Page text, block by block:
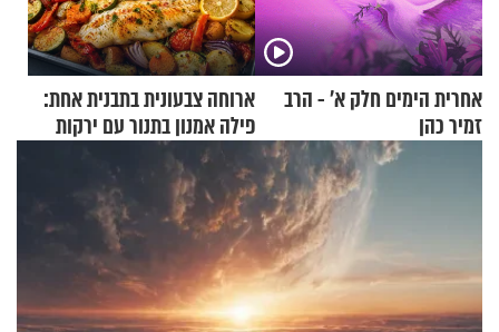
אחרית הימים חלק א’ - הרב
זמיר כהן
ארוחה צבעונית בתבנית אחת:
פילה אמנון בתנור עם ירקות